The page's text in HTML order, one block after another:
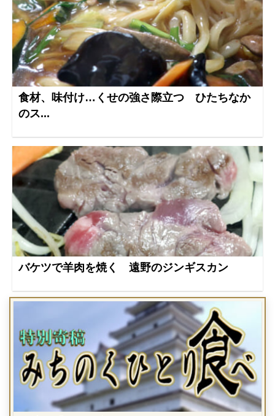
食材、味付け…くせの強さ際立つ ひたちなか
のス...
バケツで羊肉を焼く 遠野のジンギスカン